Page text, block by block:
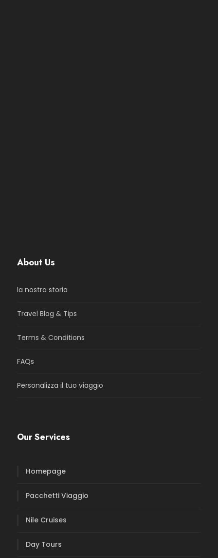
About Us
la nostra storia
Travel Blog & Tips
Terms & Conditions
FAQs
Personalizza il tuo viaggio
Our Services
Homepage
Pacchetti Viaggio
Nile Cruises
Day Tours